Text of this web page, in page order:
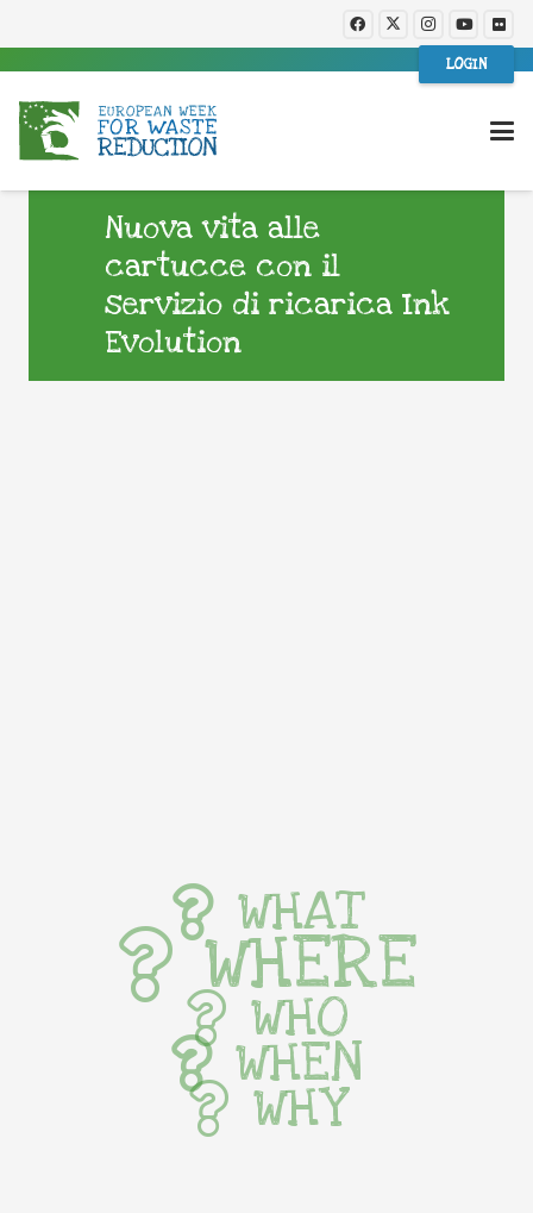
LOGIN
Nuova vita alle
cartucce con il
servizio di ricarica Ink
Evolution
WHAT
WHERE
WHO
WHEN
WHY